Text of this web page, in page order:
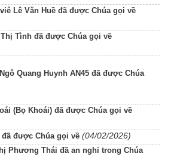
Lê Văn Huề đã được Chúa gọi về
Tình đã được Chúa gọi về
Quang Huynh AN45 đã được Chúa
(Bọ Khoái) đã được Chúa gọi về
được Chúa gọi về (04/02/2026)
Phương Thái đã an nghỉ trong Chúa